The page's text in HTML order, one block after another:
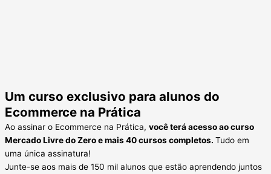
Um curso exclusivo para alunos do
Ecommerce na Prática
Ao assinar o Ecommerce na Prática, você terá acesso ao curso
Mercado Livre do Zero e mais 40 cursos completos. Tudo em
uma única assinatura!
Junte-se aos mais de 150 mil alunos que estão aprendendo juntos